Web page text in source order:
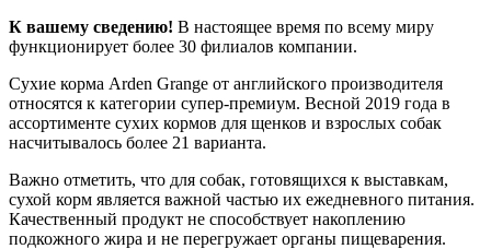
К вашему сведению! В настоящее время по всему миру
функционирует более 30 филиалов компании.
Сухие корма Arden Grange от английского производителя
относятся к категории супер-премиум. Весной 2019 года в
ассортименте сухих кормов для щенков и взрослых собак
насчитывалось более 21 варианта.
Важно отметить, что для собак, готовящихся к выставкам,
сухой корм является важной частью их ежедневного питания.
Качественный продукт не способствует накоплению
подкожного жира и не перегружает органы пищеварения.